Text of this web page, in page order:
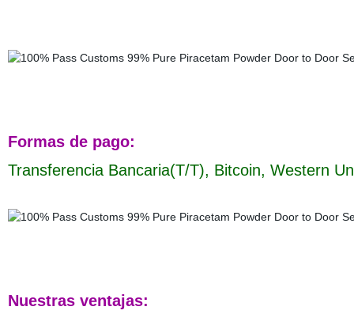
Formas de pago:
Transferencia Bancaria(T/T), Bitcoin, Western
Nuestras ventajas: